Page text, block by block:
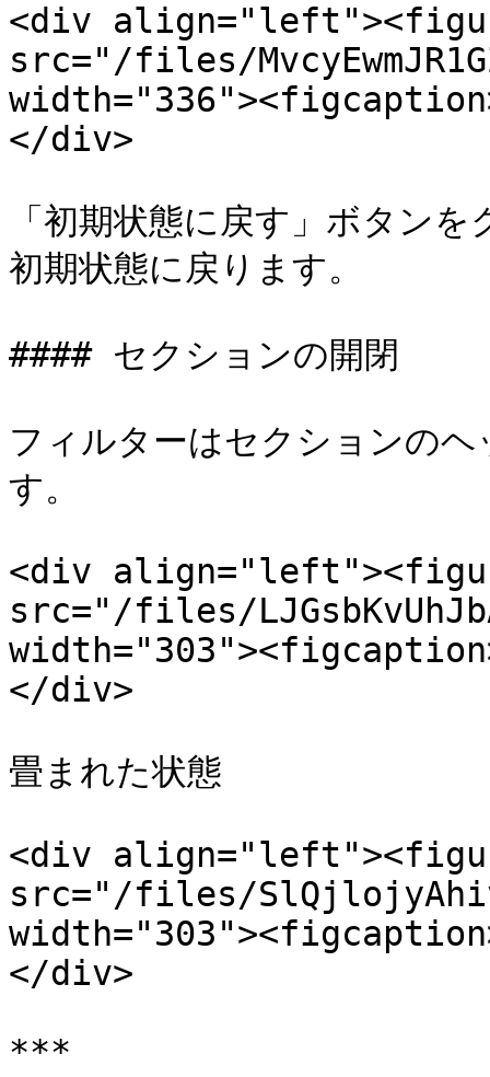
<div
src="/files/
</div>
「初期状態に戻す」ボタン
初期状態に戻ります。
#### セクションの開閉
フィルターはセクションの
す。
<div
src="/files/
</div>
畳まれた状態
<div
src="/files/
</div>
***